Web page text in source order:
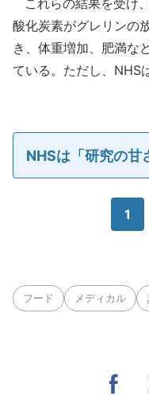
これらの結果を受け
酸化炭素がグレリンの
き、体重増加、肥満な
ている。ただし、NHS
NHSは「研究の甘
1
フード メディカル